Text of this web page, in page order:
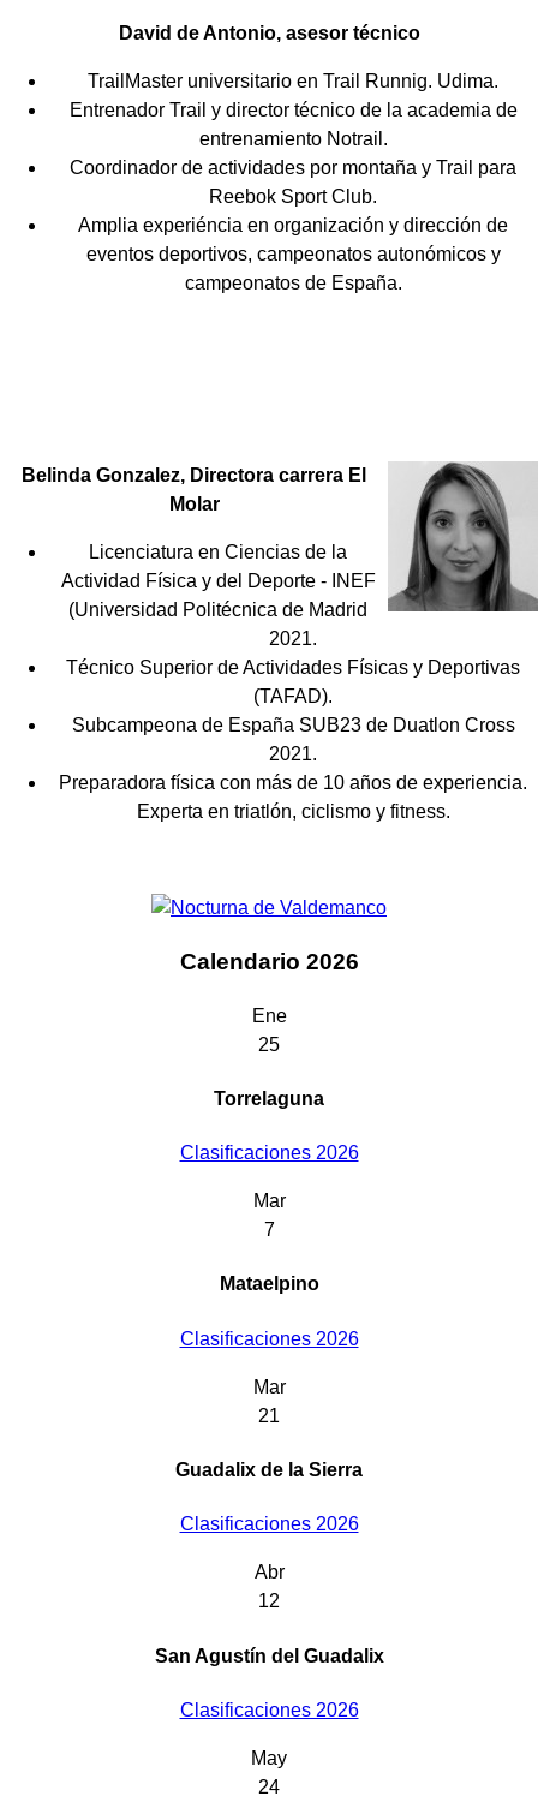
David de Antonio, asesor técnico
TrailMaster universitario en Trail Runnig. Udima.
Entrenador Trail y director técnico de la academia de
entrenamiento Notrail.
Coordinador de actividades por montaña y Trail para
Reebok Sport Club.
Amplia experiéncia en organización y dirección de
eventos deportivos, campeonatos autonómicos y
campeonatos de España.
Belinda Gonzalez, Directora carrera El
Molar
Licenciatura en Ciencias de la
Actividad Física y del Deporte - INEF
(Universidad Politécnica de Madrid
2021.
Técnico Superior de Actividades Físicas y Deportivas
(TAFAD).
Subcampeona de España SUB23 de Duatlon Cross
2021.
Preparadora física con más de 10 años de experiencia.
Experta en triatlón, ciclismo y fitness.
Calendario 2026
Ene
25
Torrelaguna
Clasificaciones 2026
Mar
7
Mataelpino
Clasificaciones 2026
Mar
21
Guadalix de la Sierra
Clasificaciones 2026
Abr
12
San Agustín del Guadalix
Clasificaciones 2026
May
24